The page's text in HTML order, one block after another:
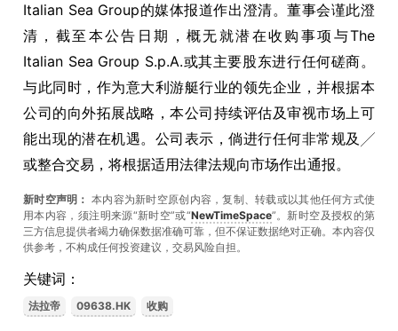
Italian Sea Group的媒体报道作出澄清。董事会谨此澄
清，截至本公告日期，概无就潜在收购事项与The
Italian Sea Group S.p.A.或其主要股东进行任何磋商。
与此同时，作为意大利游艇行业的领先企业，并根据本
公司的向外拓展战略，本公司持续评估及审视市场上可
能出现的潜在机遇。公司表示，倘进行任何非常规及╱
或整合交易，将根据适用法律法规向市场作出通报。
新时空声明： 本内容为新时空原创内容，复制、转载或以其他任何方式使
用本内容，须注明来源“新时空”或“NewTimeSpace”。新时空及授权的第
三方信息提供者竭力确保数据准确可靠，但不保证数据绝对正确。本內容仅
供参考，不构成任何投资建议，交易风险自担。
关键词：
法拉帝 09638.HK 收购